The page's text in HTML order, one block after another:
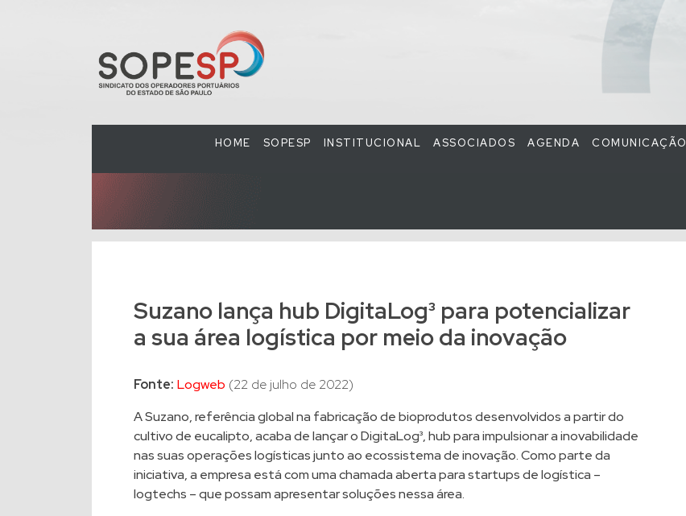
HOME SOPESP INSTITUCIONAL ASSOCIADOS AGENDA COMUNICAÇÃO
Suzano lança hub DigitaLog³ para potencializar
a sua área logística por meio da inovação
Fonte: Logweb (22 de julho de 2022)
A Suzano, referência global na fabricação de bioprodutos desenvolvidos a partir do
cultivo de eucalipto, acaba de lançar o DigitaLog³, hub para impulsionar a inovabilidade
nas suas operações logísticas junto ao ecossistema de inovação. Como parte da
iniciativa, a empresa está com uma chamada aberta para startups de logística –
logtechs – que possam apresentar soluções nessa área.